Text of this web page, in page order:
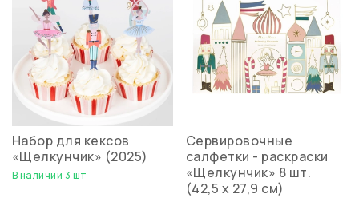
Набор для кексов
«Щелкунчик» (2025)
В наличии 3 шт
Сервировочные
салфетки - раскраски
«Щелкунчик» 8 шт.
(42,5 x 27,9 см)